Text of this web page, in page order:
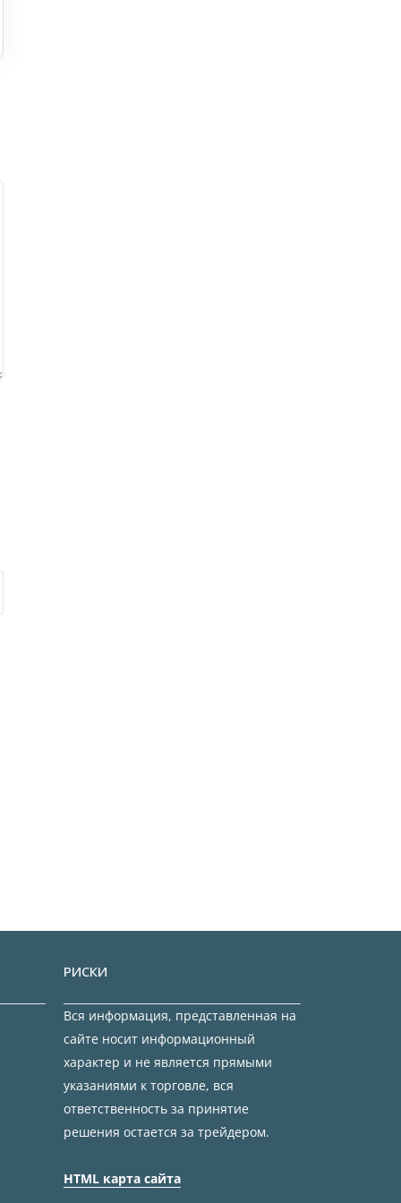
РИСКИ
Вся информация, представленная на
сайте носит информационный
характер и не является прямыми
указаниями к торговле, вся
ответственность за принятие
решения остается за трейдером.
HTML карта сайта